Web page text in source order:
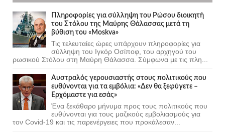
Πληροφορίες για σύλληψη του Ρώσου διοικητή
του Στόλου της Mαύρης Θάλασσας μετά τη
βύθιση του «Moskva»
Τις τελευταίες ώρες υπάρχουν πληροφορίες για
σύλληψη του Ιγκόρ Οσίποφ, του αρχηγού του
ρωσικού Στόλου στη Μαύρη Θάλασσα. Σύμφωνα με τις πλη...
Αυστραλός γερουσιαστής στους πολιτικούς που
ευθύνονται για τα εμβόλια: «Δεν θα ξεφύγετε –
Ερχόμαστε για εσάς»
Ένα ξεκάθαρο μήνυμα προς τους πολιτικούς που
ευθύνονται για τους μαζικούς εμβολιασμούς για
τον Covid-19 και τις παρενέργειες που προκάλεσαν...